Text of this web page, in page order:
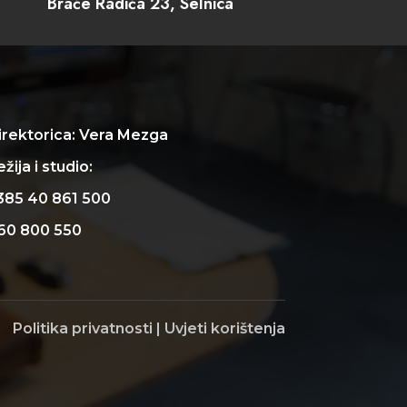
Vera Mezga
i studio:
40 861 500
800 550
Politika privatnosti | Uvjeti korištenja